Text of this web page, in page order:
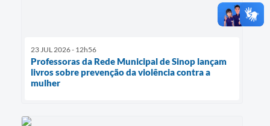
23 JUL 2026 - 12h56
Professoras da Rede Municipal de Sinop lançam
livros sobre prevenção da violência contra a
mulher